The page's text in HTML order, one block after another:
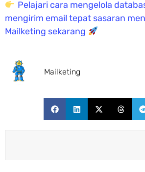
Pelajari cara mengelola
mengirim email tepat sasaran
Mailketing sekarang
Mailketing